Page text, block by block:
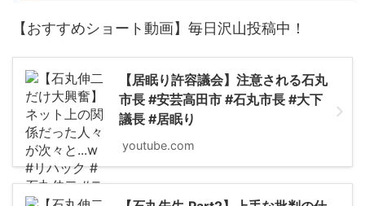
【おすすめショート動画】毎日沢山投稿中！
【居眠り許容議会】注意される石丸
市長 #安芸高田市 #石丸市長 #大下
議長 #居眠り
youtube.com